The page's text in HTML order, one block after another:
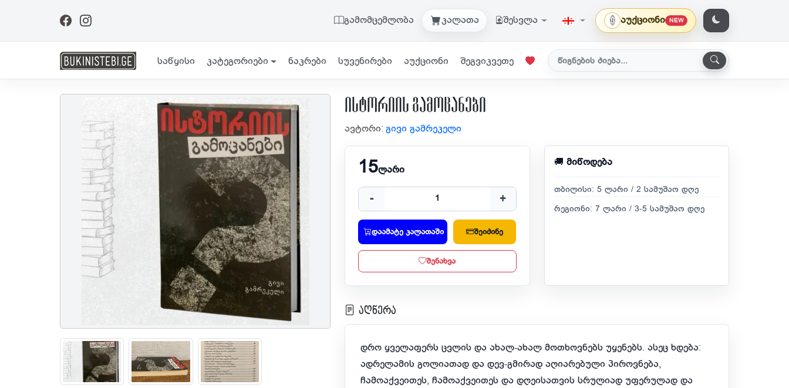
გამომცემლობა კალათა შესვლა აუქციონი NEW
საწყისი კატეგორიები ნაკრები სუვენირები აუქციონი შეგვიკვეთე
ისტორიის გამოცანები
ავტორი: გივი გამრეკელი
15ლარი
- +
დაამატე კალათაში შეიძინე
შენახვა
🚚 მიწოდება
თბილისი: 5 ლარი / 2 სამუშაო დღე
რეგიონი: 7 ლარი / 3-5 სამუშაო დღე
აღწერა
დრო ყველაფერს ცვლის და ახალ-ახალ მოთხოვნებს უყენებს. ასეც ხდება:
ადრელამის გოლიათად და დევ-გმირად აღიარებული პიროვნება,
ჩამოაქვეითეს, ჩამოაქვეითეს და დღეისათვის სრულიად უფერულად და